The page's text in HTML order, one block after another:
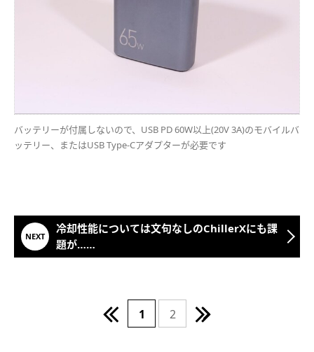
バッテリーが付属しないので、USB PD 60W以上(20V 3A)のモバイルバ
ッテリー、またはUSB Type-Cアダプターが必要です
冷却性能については文句なしのChillerXにも課
題が……
1 2